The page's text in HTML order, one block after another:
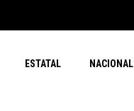
ESTATAL NACIONAL